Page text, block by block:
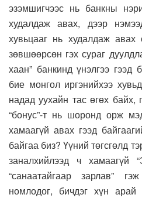
эзэмшигчээс нь банкны
худалдаж авах, дээр
хувьцааг нь худалдаж
зөвшөөрсөн гэх сураг
хаан” банкинд үнэлгээ
бие монгол иргэнийхээ
надад уухайн тас өгөх байх,
“бонус”-т нь шоронд орж
хамаагүй авах гээд
байгаа биз? Үүний төгсгөлд
заналхийлээд ч хамаагүй
“санаатайгаар зарлав”
номлодог, бичдэг хүн арай